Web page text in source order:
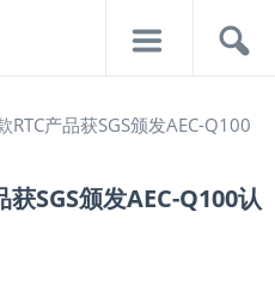
RTC产品获SGS颁发AEC-Q100
SGS颁发AEC-Q100认